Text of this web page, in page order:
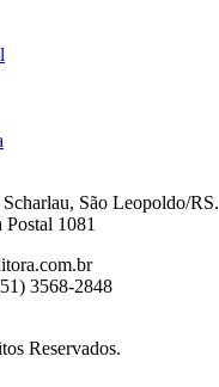
São Leopoldo/RS.
1081
3568-2848
Reservados.